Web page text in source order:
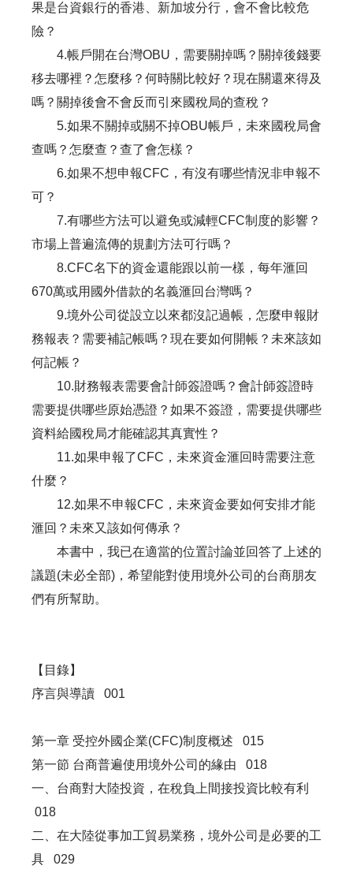
果是台資銀行的香港、新加坡分行，會不會比較危
險？
4.帳戶開在台灣OBU，需要關掉嗎？關掉後錢要
移去哪裡？怎麼移？何時關比較好？現在關還來得及
嗎？關掉後會不會反而引來國稅局的查稅？
5.如果不關掉或關不掉OBU帳戶，未來國稅局會
查嗎？怎麼查？查了會怎樣？
6.如果不想申報CFC，有沒有哪些情況非申報不
可？
7.有哪些方法可以避免或減輕CFC制度的影響？
市場上普遍流傳的規劃方法可行嗎？
8.CFC名下的資金還能跟以前一樣，每年滙回
670萬或用國外借款的名義滙回台灣嗎？
9.境外公司從設立以來都沒記過帳，怎麼申報財
務報表？需要補記帳嗎？現在要如何開帳？未來該如
何記帳？
10.財務報表需要會計師簽證嗎？會計師簽證時
需要提供哪些原始憑證？如果不簽證，需要提供哪些
資料給國稅局才能確認其真實性？
11.如果申報了CFC，未來資金滙回時需要注意
什麼？
12.如果不申報CFC，未來資金要如何安排才能
滙回？未來又該如何傳承？
本書中，我已在適當的位置討論並回答了上述的
議題(未必全部)，希望能對使用境外公司的台商朋友
們有所幫助。
【目錄】
序言與導讀 001
第一章 受控外國企業(CFC)制度概述 015
第一節 台商普遍使用境外公司的緣由 018
一、台商對大陸投資，在稅負上間接投資比較有利
018
二、在大陸從事加工貿易業務，境外公司是必要的工
具 029